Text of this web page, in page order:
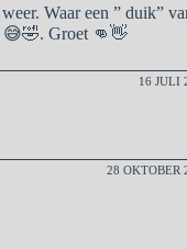
Waar een ” duik”
😅🤣. Groet 👊👋
16 JULI
28 OKTOBER